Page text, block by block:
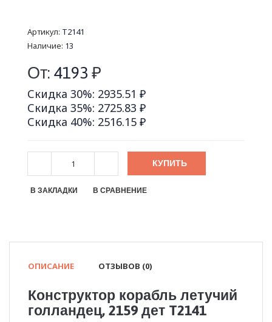
Артикул: T2141
Наличие: 13
От: 4193 ₽
Скидка 30%: 2935.51 ₽
Скидка 35%: 2725.83 ₽
Скидка 40%: 2516.15 ₽
КУПИТЬ
В ЗАКЛАДКИ В СРАВНЕНИЕ
ОПИСАНИЕ ОТЗЫВОВ (0)
Конструктор корабль летучий
голландец, 2159 дет T2141